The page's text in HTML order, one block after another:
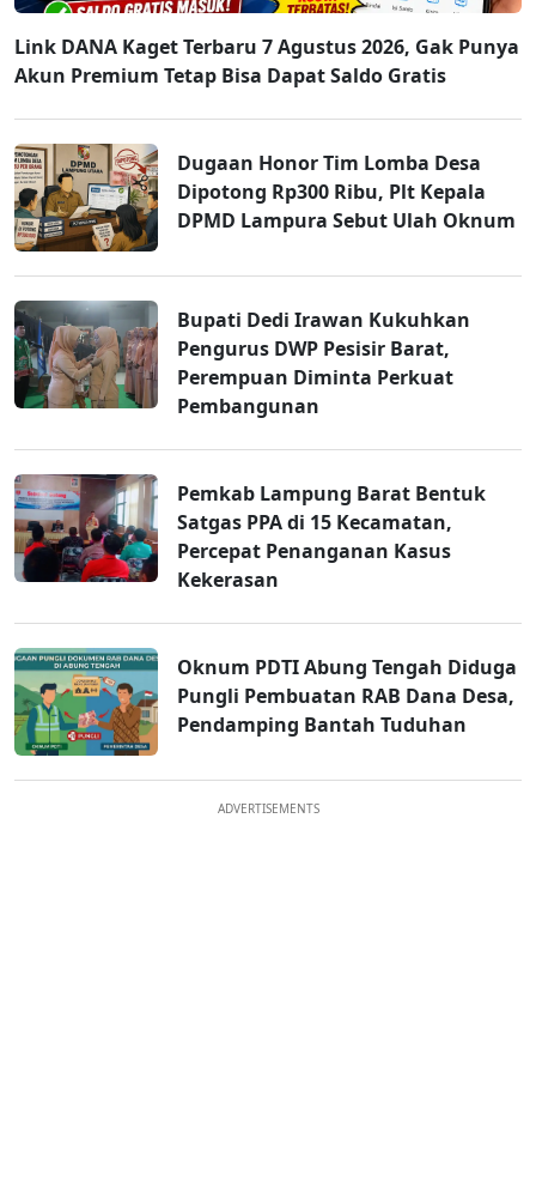
Link DANA Kaget Terbaru 7 Agustus 2026, Gak Punya
Akun Premium Tetap Bisa Dapat Saldo Gratis
Dugaan Honor Tim Lomba Desa
Dipotong Rp300 Ribu, Plt Kepala
DPMD Lampura Sebut Ulah Oknum
Bupati Dedi Irawan Kukuhkan
Pengurus DWP Pesisir Barat,
Perempuan Diminta Perkuat
Pembangunan
Pemkab Lampung Barat Bentuk
Satgas PPA di 15 Kecamatan,
Percepat Penanganan Kasus
Kekerasan
Oknum PDTI Abung Tengah Diduga
Pungli Pembuatan RAB Dana Desa,
Pendamping Bantah Tuduhan
ADVERTISEMENTS